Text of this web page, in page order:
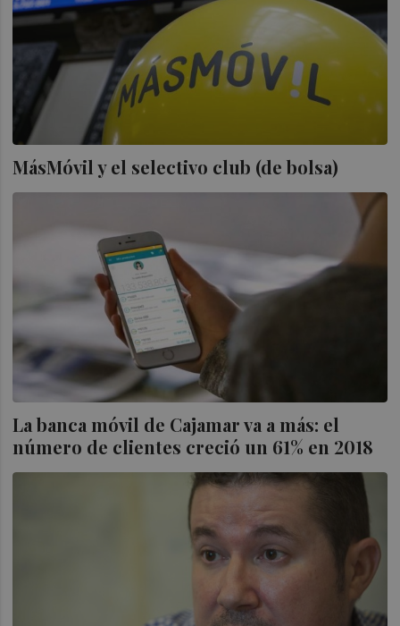
MásMóvil y el selectivo club (de bolsa)
La banca móvil de Cajamar va a más: el
número de clientes creció un 61% en 2018